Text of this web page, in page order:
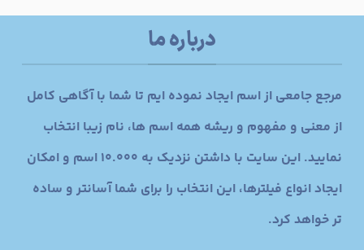
درباره ما
مرجع جامعی از اسم ایجاد نموده ایم تا شما با آگاهی کامل
از معنی و مفهوم و ریشه همه اسم ها، نام زیبا انتخاب
نمایید. این سایت با داشتن نزدیک به 10.000 اسم و امکان
ایجاد انواع فیلترها، این انتخاب را برای شما آسانتر و ساده
تر خواهد کرد.